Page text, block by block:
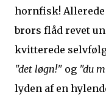
hornfisk!
brors flåd revet
kvitterede
"det løgn!" og "du
lyden af en